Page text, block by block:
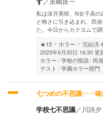
私は深月美咲、N女子高
と怖さに引き込まれ、民
た。今日からカクヨムで調
★15
ホラー 完結済
2025年6月30日 16:30 更
ホラー
学校の怪談 民
テスト
学園ホラー部門
七つめの不思議……
学校七不思議／ 川詩夕